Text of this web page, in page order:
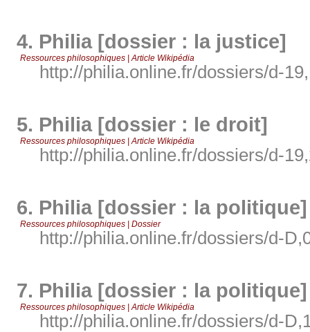
4. Philia [dossier : la justice]
Ressources philosophiques | Article Wikipédia
http://philia.online.fr/dossiers/d-
5. Philia [dossier : le droit]
Ressources philosophiques | Article Wikipédia
http://philia.online.fr/dossiers/d-
6. Philia [dossier : la politique]
Ressources philosophiques | Dossier
http://philia.online.fr/dossiers/d-
7. Philia [dossier : la politique]
Ressources philosophiques | Article Wikipédia
http://philia.online.fr/dossiers/d-